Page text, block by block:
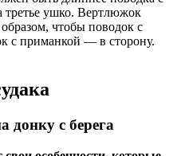
третье ушко. Вертлюжок
чтобы поводок с
с приманкой — в сторону.
донку с берега